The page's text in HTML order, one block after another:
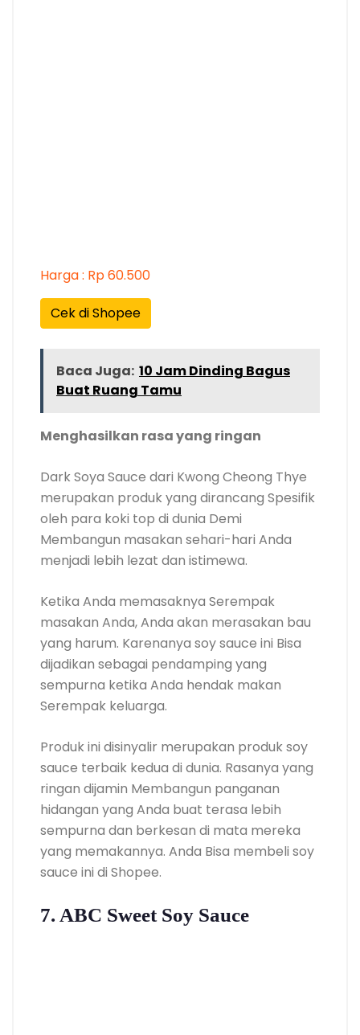
Harga : Rp 60.500
Cek di Shopee
Baca Juga: 10 Jam Dinding Bagus
Buat Ruang Tamu
Menghasilkan rasa yang ringan
Dark Soya Sauce dari Kwong Cheong Thye
merupakan produk yang dirancang Spesifik
oleh para koki top di dunia Demi
Membangun masakan sehari-hari Anda
menjadi lebih lezat dan istimewa.
Ketika Anda memasaknya Serempak
masakan Anda, Anda akan merasakan bau
yang harum. Karenanya soy sauce ini Bisa
dijadikan sebagai pendamping yang
sempurna ketika Anda hendak makan
Serempak keluarga.
Produk ini disinyalir merupakan produk soy
sauce terbaik kedua di dunia. Rasanya yang
ringan dijamin Membangun panganan
hidangan yang Anda buat terasa lebih
sempurna dan berkesan di mata mereka
yang memakannya. Anda Bisa membeli soy
sauce ini di Shopee.
7. ABC Sweet Soy Sauce